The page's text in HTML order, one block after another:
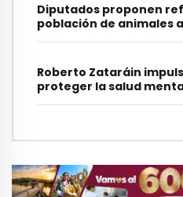
Diputados proponen
población de animales
Roberto Zataráin
proteger la salud